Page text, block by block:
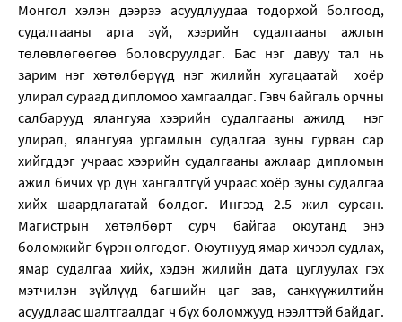
Монгол хэлэн дээрээ асуудлуудаа тодорхой болгоод,
судалгааны арга зүй, хээрийн судалгааны ажлын
төлөвлөгөөгөө боловсруулдаг. Бас нэг давуу тал нь
зарим нэг хөтөлбөрүүд нэг жилийн хугацаатай хоёр
улирал сураад дипломоо хамгаалдаг. Гэвч байгаль орчны
салбарууд ялангуяа хээрийн судалгааны ажилд нэг
улирал, ялангуяа ургамлын судалгаа зуны гурван сар
хийгддэг учраас хээрийн судалгааны ажлаар дипломын
ажил бичих үр дүн хангалтгүй учраас хоёр зуны судалгаа
хийх шаардлагатай болдог. Ингээд 2.5 жил сурсан.
Магистрын хөтөлбөрт сурч байгаа оюутанд энэ
боломжийг бүрэн олгодог. Оюутнууд ямар хичээл судлах,
ямар судалгаа хийх, хэдэн жилийн дата цуглуулах гэх
мэтчилэн зүйлүүд багшийн цаг зав, санхүүжилтийн
асуудлаас шалтгаалдаг ч бүх боломжууд нээлттэй байдаг.